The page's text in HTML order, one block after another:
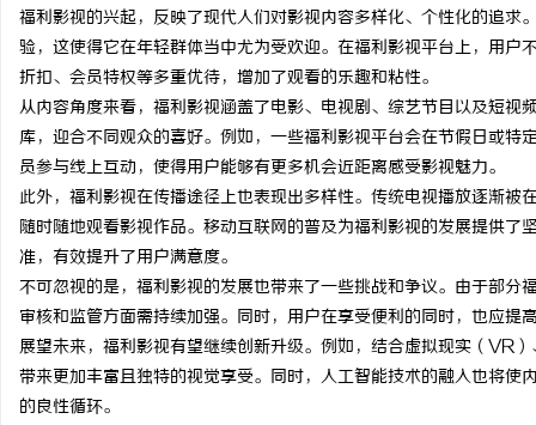
福利影视的兴起，反映了现代人们对影视内容多样化、个性化的追
验，这使得它在年轻群体当中尤为受欢迎。在福利影视平台上，用
折扣、会员特权等多重优待，增加了观看的乐趣和粘性。
从内容角度来看，福利影视涵盖了电影、电视剧、综艺节目以及短
库，迎合不同观众的喜好。例如，一些福利影视平台会在节假日或
员参与线上互动，使得用户能够有更多机会近距离感受影视魅力。
此外，福利影视在传播途径上也表现出多样性。传统电视播放逐渐
随时随地观看影视作品。移动互联网的普及为福利影视的发展提供
准，有效提升了用户满意度。
不可忽视的是，福利影视的发展也带来了一些挑战和争议。由于部
审核和监管方面需持续加强。同时，用户在享受便利的同时，也应
展望未来，福利影视有望继续创新升级。例如，结合虚拟现实（VR
带来更加丰富且独特的视觉享受。同时，人工智能技术的融入也将
的良性循环。